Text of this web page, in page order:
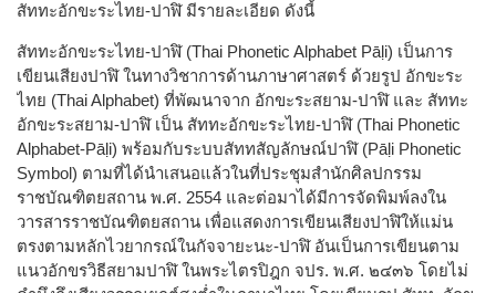
สัททะอักขะระไทย-ปาฬิ มีรายละเอียด ดังนี้
สัททะอักขะระไทย-ปาฬิ (Thai Phonetic Alphabet Pāḷi) เป็นการ​
เขียนเสียงปาฬิ ในทางวิชาการด้านภาษาศาสตร์ ด้วยรูป อักขะระ
ไทย (Thai Alphabet) ที่พัฒนาจาก อักขะระสยาม-ปาฬิ และ สัททะ
อักขะระสยาม-ปาฬิ เป็น สัททะอักขะระไทย-ปาฬิ (Thai Phonetic
Alphabet-Pāḷi) พร้อมกับระบบสัททสัญลักษณ์ปาฬิ (Pāḷi Phonetic
Symbol) ตามที่ได้นำเสนอแล้วในที่ประชุมสำนักศิลปกรรม
ราชบัณฑิตยสถาน พ.ศ. 2554​ และต่อมาได้มีการจัดพิมพ์ลงใน
วารสารราชบัณฑิตยสถาน เพื่อ​แสดงการเขียนเสียง​ปาฬิให้แม่น​
ตรง​​ตาม​หลัก​​ไวยากรณ์ในกัจจายะนะ-ปาฬิ อันเป็นการเขียนตาม
แนวอักขรวิธีสยามปาฬิ ในพระไตรปิฎก จปร. พ.ศ. ๒๔๓๖ โดยไม่​